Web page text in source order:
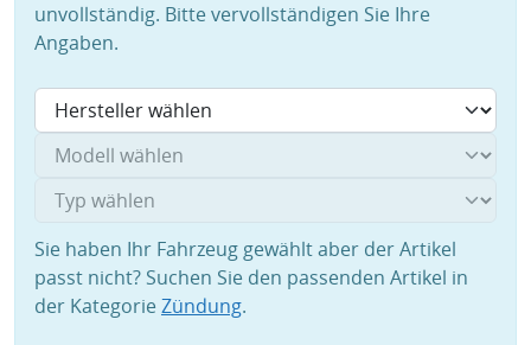
unvollständig. Bitte vervollständigen Sie Ihre
Angaben.
Sie haben Ihr Fahrzeug gewählt aber der Artikel
passt nicht? Suchen Sie den passenden Artikel in
der KategorieZündung.